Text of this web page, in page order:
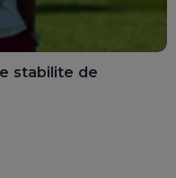
stabilite de